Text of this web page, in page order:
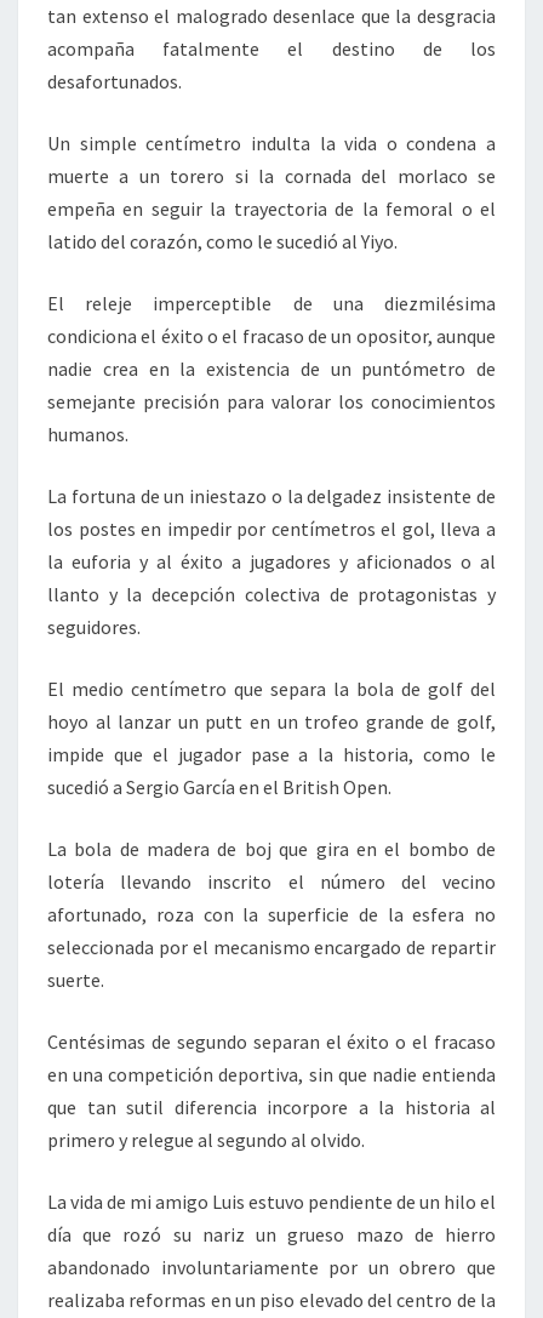
tan extenso el malogrado desenlace que la desgracia
acompaña fatalmente el destino de los
desafortunados.
Un simple centímetro indulta la vida o condena a
muerte a un torero si la cornada del morlaco se
empeña en seguir la trayectoria de la femoral o el
latido del corazón, como le sucedió al Yiyo.
El releje imperceptible de una diezmilésima
condiciona el éxito o el fracaso de un opositor, aunque
nadie crea en la existencia de un puntómetro de
semejante precisión para valorar los conocimientos
humanos.
La fortuna de un iniestazo o la delgadez insistente de
los postes en impedir por centímetros el gol, lleva a
la euforia y al éxito a jugadores y aficionados o al
llanto y la decepción colectiva de protagonistas y
seguidores.
El medio centímetro que separa la bola de golf del
hoyo al lanzar un putt en un trofeo grande de golf,
impide que el jugador pase a la historia, como le
sucedió a Sergio García en el British Open.
La bola de madera de boj que gira en el bombo de
lotería llevando inscrito el número del vecino
afortunado, roza con la superficie de la esfera no
seleccionada por el mecanismo encargado de repartir
suerte.
Centésimas de segundo separan el éxito o el fracaso
en una competición deportiva, sin que nadie entienda
que tan sutil diferencia incorpore a la historia al
primero y relegue al segundo al olvido.
La vida de mi amigo Luis estuvo pendiente de un hilo el
día que rozó su nariz un grueso mazo de hierro
abandonado involuntariamente por un obrero que
realizaba reformas en un piso elevado del centro de la